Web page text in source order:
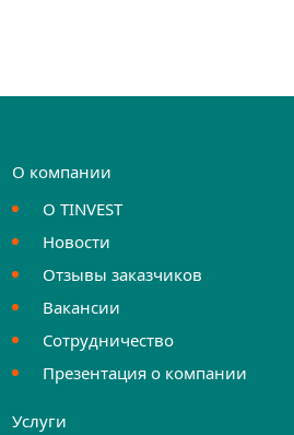
О компании
О TINVEST
Новости
Отзывы заказчиков
Вакансии
Сотрудничество
Презентация о компании
Услуги